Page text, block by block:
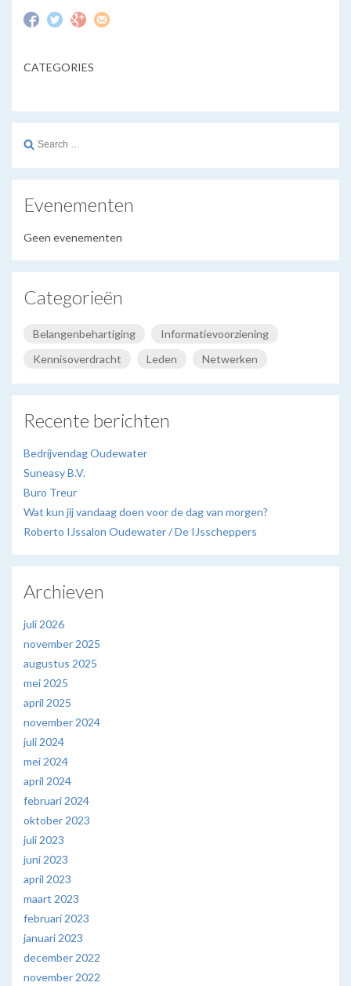
CATEGORIES
Search
Evenementen
Geen evenementen
Categorieën
Belangenbehartiging
Informatievoorziening
Kennisoverdracht
Leden Netwerken
Recente berichten
Bedrijvendag Oudewater
Suneasy B.V.
Buro Treur
Wat kun jij vandaag doen voor de dag van morgen?
Roberto IJssalon Oudewater / De IJsscheppers
Archieven
juli 2026
november 2025
augustus 2025
mei 2025
april 2025
november 2024
juli 2024
mei 2024
april 2024
februari 2024
oktober 2023
juli 2023
juni 2023
april 2023
maart 2023
februari 2023
januari 2023
december 2022
november 2022